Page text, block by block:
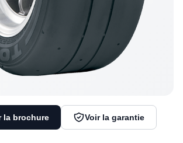
la brochure Voir la garantie